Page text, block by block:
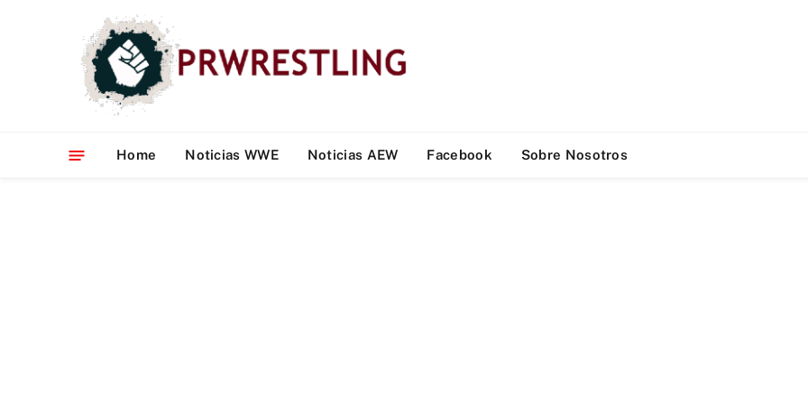
Home Noticias WWE Noticias AEW Facebook Sobre Nosotros